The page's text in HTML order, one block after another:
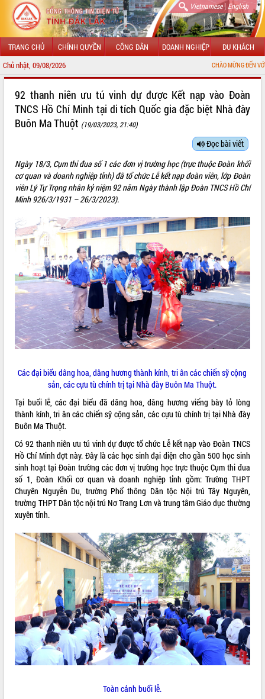
Vietnamese| English
TRANG CHỦ CHÍNH QUYỀN CÔNG DÂN DOANH NGHIỆP DU KHÁCH
Chủ nhật, 09/08/2026 CHÀO MỪNG ĐẾN VỚI CỔNG
LÃNH ĐẠO UBND TỈNH
SỞ, BAN, NGÀNH
UBND CÁC XÃ, PHƯỜNG
HỆ THỐNG VĂN BẢN
VĂN BẢN HĐND TỈNH
ĐIỂM TIN VĂN BẢN
QUY HOẠCH - KẾ HOẠCH
Loading the player...
Trailer Lễ hội Sầu riêng Đắk Lắk năm
2026
Khám bệnh, cấp phát thuốc miễn phí
và tặng quà người dân xã Cư Pui
Hội nghị UBND tỉnh Đắk Lắk thường kỳ
tháng 7/2026
Lễ truy tặng danh hiệu “Bà Mẹ Việt
92 thanh niên ưu tú vinh dự được Kết nạp vào Đoàn
TNCS Hồ Chí Minh tại di tích Quốc gia đặc biệt Nhà đày
Buôn Ma Thuột (19/03/2023, 21:40)
Đọc bài viết
Ngày 18/3, Cụm thi đua số 1 các đơn vị trường học (trực thuộc Đoàn khối
cơ quan và doanh nghiệp tỉnh) đã tổ chức Lễ kết nạp đoàn viên, lớp Đoàn
viên Lý Tự Trọng nhân kỷ niệm 92 năm Ngày thành lập Đoàn TNCS Hồ Chí
Minh 926/3/1931 – 26/3/2023).
Các đại biểu dâng hoa, dâng hương thành kính, tri ân các chiến sỹ cộng
sản, các cựu tù chính trị tại Nhà đày Buôn Ma Thuột.
Tại buổi lễ, các đại biểu đã dâng hoa, dâng hương viếng bày tỏ lòng
thành kính, tri ân các chiến sỹ cộng sản, các cựu tù chính trị tại Nhà đày
Buôn Ma Thuột.
Có 92 thanh niên ưu tú vinh dự được tổ chức Lễ kết nạp vào Đoàn TNCS
Hồ Chí Minh đợt này. Đây là các học sinh đại diện cho gần 500 học sinh
sinh hoạt tại Đoàn trường các đơn vị trường học trực thuộc Cụm thi đua
số 1, Đoàn Khối cơ quan và doanh nghiệp tỉnh gồm: Trường THPT
Chuyên Nguyễn Du, trường Phổ thông Dân tộc Nội trú Tây Nguyên,
trường THPT Dân tộc nội trú Nơ Trang Lơn và trung tâm Giáo dục thường
xuyên tỉnh.
Toàn cảnh buổi lễ.